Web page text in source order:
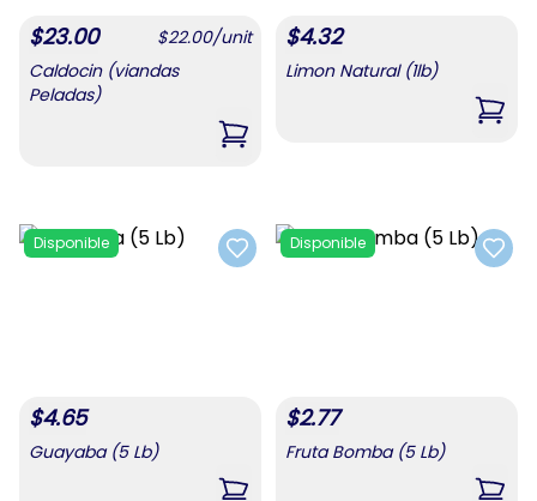
$23.00 $22.00/unit
Caldocin (viandas
Peladas)
,Caldocin (viandas Peladas)
$4.32
Limon Natural (1lb)
,
Add to favorites
Disponible
$4.65
Guayaba (5 Lb)
Add
Disponible
$2.77
Fruta Bomba (5 Lb)